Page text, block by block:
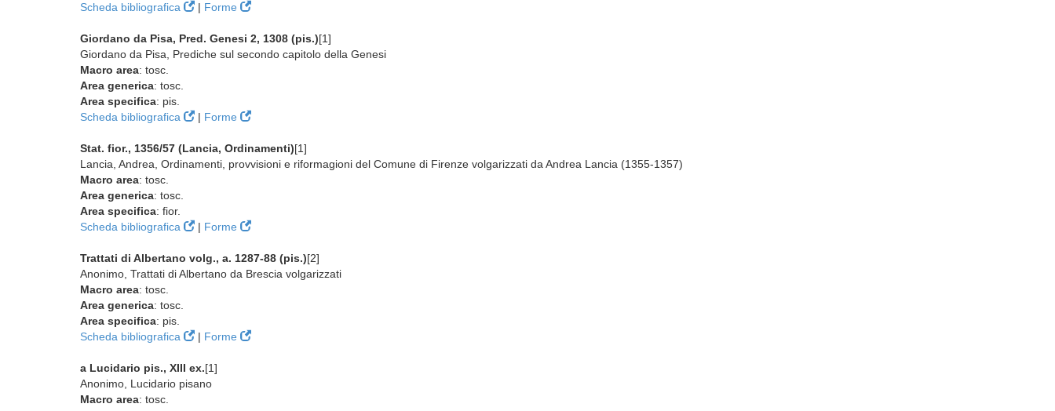
Scheda bibliografica
| Forme
Giordano da Pisa, Pred. Genesi 2, 1308 (pis.)[1]
Giordano da Pisa, Prediche sul secondo capitolo della Genesi
Macro area: tosc.
Area generica: tosc.
Area specifica: pis.
Scheda bibliografica
| Forme
Stat. fior., 1356/57 (Lancia, Ordinamenti)[1]
Lancia, Andrea, Ordinamenti, provvisioni e riformagioni del Comune di Firenze volgarizzati da Andrea Lancia (1355-1357)
Macro area: tosc.
Area generica: tosc.
Area specifica: fior.
Scheda bibliografica
| Forme
Trattati di Albertano volg., a. 1287-88 (pis.)[2]
Anonimo, Trattati di Albertano da Brescia volgarizzati
Macro area: tosc.
Area generica: tosc.
Area specifica: pis.
Scheda bibliografica
| Forme
a Lucidario pis., XIII ex.[1]
Anonimo, Lucidario pisano
Macro area: tosc.